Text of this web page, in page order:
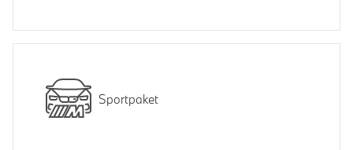
Sportpaket